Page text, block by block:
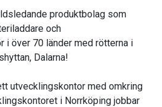
produktbolag som
och
i över 70 länder med rötterna i
Dalarna!
utvecklingskontor med omkring
i Norrköping jobbar